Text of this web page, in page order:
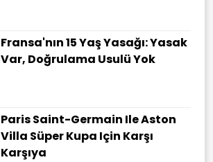
Fransa'nın 15 Yaş Yasağı: Yasak
Var, Doğrulama Usulü Yok
Paris Saint-Germain Ile Aston
Villa Süper Kupa Için Karşı
Karşıya